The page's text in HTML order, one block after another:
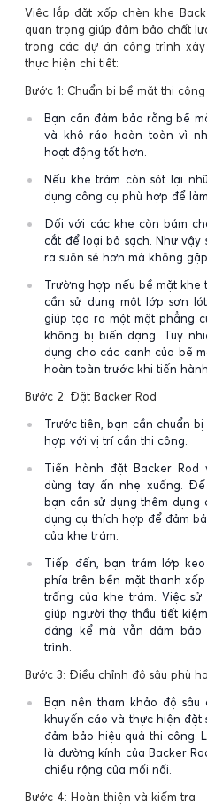
Việc lắp đặt xốp chèn khe
quan trọng giúp đảm bảo chất
trong các dự án công trình
thực hiện chi tiết:
Bước 1: Chuẩn bị bề mặt thi công
Bạn cần đảm bảo rằng bề
và khô ráo hoàn toàn vì
hoạt động tốt hơn.
Nếu khe trám còn sót lại
dụng công cụ phù hợp để
Đối với các khe còn bám
cắt để loại bỏ sạch. Như
ra suôn sẻ hơn mà không
Trường hợp nếu bề mặt khe
cần sử dụng một lớp sơn
giúp tạo ra một mặt phẳng
không bị biến dạng. Tuy
dụng cho các cạnh của bề
hoàn toàn trước khi tiến
Bước 2: Đặt Backer Rod
Trước tiên, bạn cần chuẩn
hợp với vị trí cần thi công.
Tiến hành đặt Backer
dùng tay ấn nhẹ xuống.
bạn cần sử dụng thêm
dụng cụ thích hợp để đảm
của khe trám.
Tiếp đến, bạn trám lớp
phía trên bền mặt thanh
trống của khe trám. Việc
giúp người thợ thầu tiết
đáng kể mà vẫn đảm
trình.
Bước 3: Điều chỉnh độ sâu phù
Bạn nên tham khảo độ
khuyến cáo và thực hiện đặt
đảm bảo hiệu quả thi công.
là đường kính của Backer
chiều rộng của mối nối.
Bước 4: Hoàn thiện và kiểm tra